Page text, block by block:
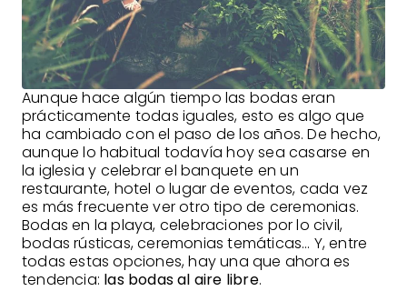
Aunque hace algún tiempo las bodas eran
prácticamente todas iguales, esto es algo que
ha cambiado con el paso de los años. De hecho,
aunque lo habitual todavía hoy sea casarse en
la iglesia y celebrar el banquete en un
restaurante, hotel o lugar de eventos, cada vez
es más frecuente ver otro tipo de ceremonias.
Bodas en la playa, celebraciones por lo civil,
bodas rústicas, ceremonias temáticas… Y, entre
todas estas opciones, hay una que ahora es
tendencia: las bodas al aire libre.